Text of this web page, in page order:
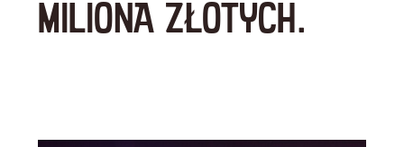
MILIONA ZŁOTYCH.